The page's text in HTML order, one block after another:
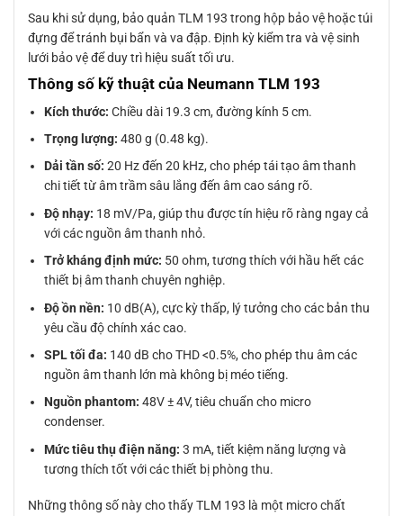
Sau khi sử dụng, bảo quản TLM 193 trong hộp bảo vệ hoặc túi
đựng để tránh bụi bẩn và va đập. Định kỳ kiểm tra và vệ sinh
lưới bảo vệ để duy trì hiệu suất tối ưu.
Thông số kỹ thuật của Neumann TLM 193
Kích thước: Chiều dài 19.3 cm, đường kính 5 cm.
Trọng lượng: 480 g (0.48 kg).
Dải tần số: 20 Hz đến 20 kHz, cho phép tái tạo âm thanh
chi tiết từ âm trầm sâu lắng đến âm cao sáng rõ.
Độ nhạy: 18 mV/Pa, giúp thu được tín hiệu rõ ràng ngay cả
với các nguồn âm thanh nhỏ.
Trở kháng định mức: 50 ohm, tương thích với hầu hết các
thiết bị âm thanh chuyên nghiệp.
Độ ồn nền: 10 dB(A), cực kỳ thấp, lý tưởng cho các bản thu
yêu cầu độ chính xác cao.
SPL tối đa: 140 dB cho THD <0.5%, cho phép thu âm các
nguồn âm thanh lớn mà không bị méo tiếng.
Nguồn phantom: 48V ± 4V, tiêu chuẩn cho micro
condenser.
Mức tiêu thụ điện năng: 3 mA, tiết kiệm năng lượng và
tương thích tốt với các thiết bị phòng thu.
Những thông số này cho thấy TLM 193 là một micro chất